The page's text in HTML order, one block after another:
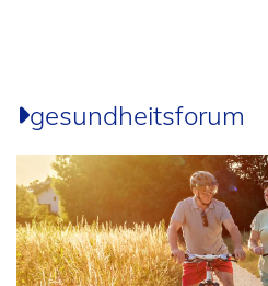
gesundheitsforum